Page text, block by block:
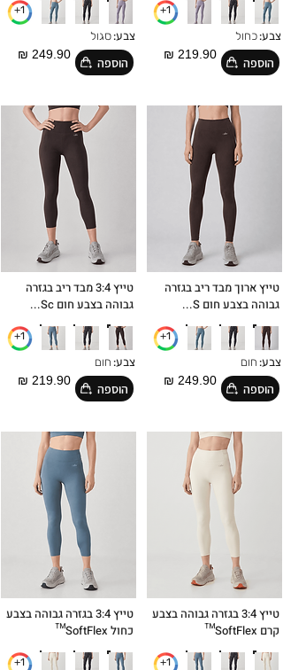
219.90 ₪
הוספה
כחול צבע:
1+
טייץ ארוך מבד ריב בגזרה
גבוהה בצבע חום S...
249.90 ₪
הוספה
חום צבע:
1+
טייץ 3:4 בגזרה גבוהה בצבע
קרם SoftFlex™
1+
249.90 ₪
הוספה
סגול צבע:
1+
טייץ 3:4 מבד ריב בגזרה
גבוהה בצבע חום Sc...
219.90 ₪
הוספה
חום צבע:
1+
טייץ 3:4 בגזרה גבוהה בצבע
כחול SoftFlex™
1+